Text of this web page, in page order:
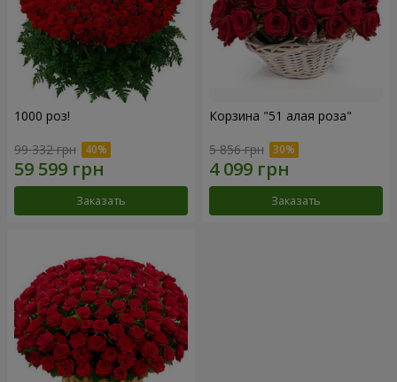
1000 роз!
99 332 грн
Заказать
Корзина "51 алая роза"
5 856 грн
Заказать